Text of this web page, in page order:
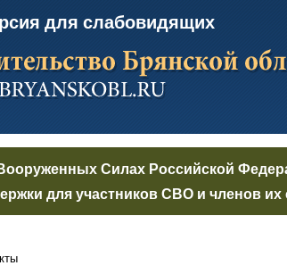
для слабовидящих
Силах Российской
для участников СВО и членов их